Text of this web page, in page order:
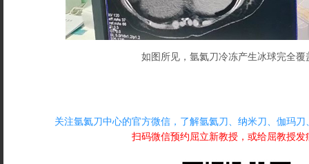
如图所见，氩氦刀冷冻产生冰球完全覆
关注氩氦刀中心的官方微信，了解氩氦刀、纳米刀、伽玛
扫码微信预约屈立新教授，或给屈教授发